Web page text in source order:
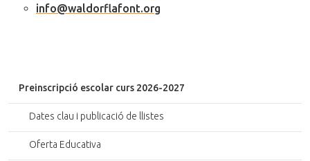
info@waldorflafont.org
Preinscripció escolar curs 2026-2027
Dates clau i publicació de llistes
Oferta Educativa